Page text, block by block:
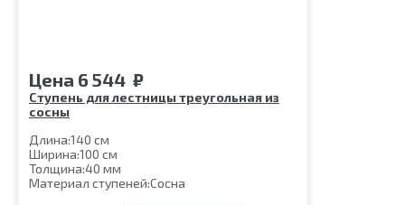
Цена 6 544 ₽
Ступень для лестницы треугольная из
сосны
Длина:140 см
Ширина:100 см
Толщина:40 мм
Материал ступеней:Сосна